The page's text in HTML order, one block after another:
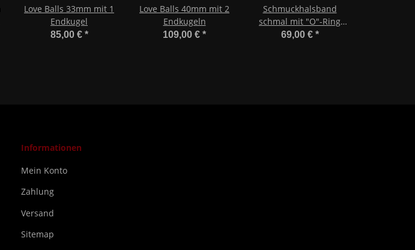
Love Balls 33mm mit 1
Endkugel
85,00 € *
Love Balls 40mm mit 2
Endkugeln
109,00 € *
Schmuckhalsband
schmal mit "O"-Ring
320mm
69,00 € *
Informationen
Mein Konto
Zahlung
Versand
Sitemap